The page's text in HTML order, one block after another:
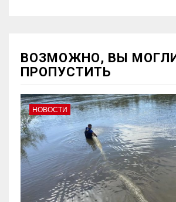
ВОЗМОЖНО, ВЫ
ПРОПУСТИТЬ
НОВОСТИ